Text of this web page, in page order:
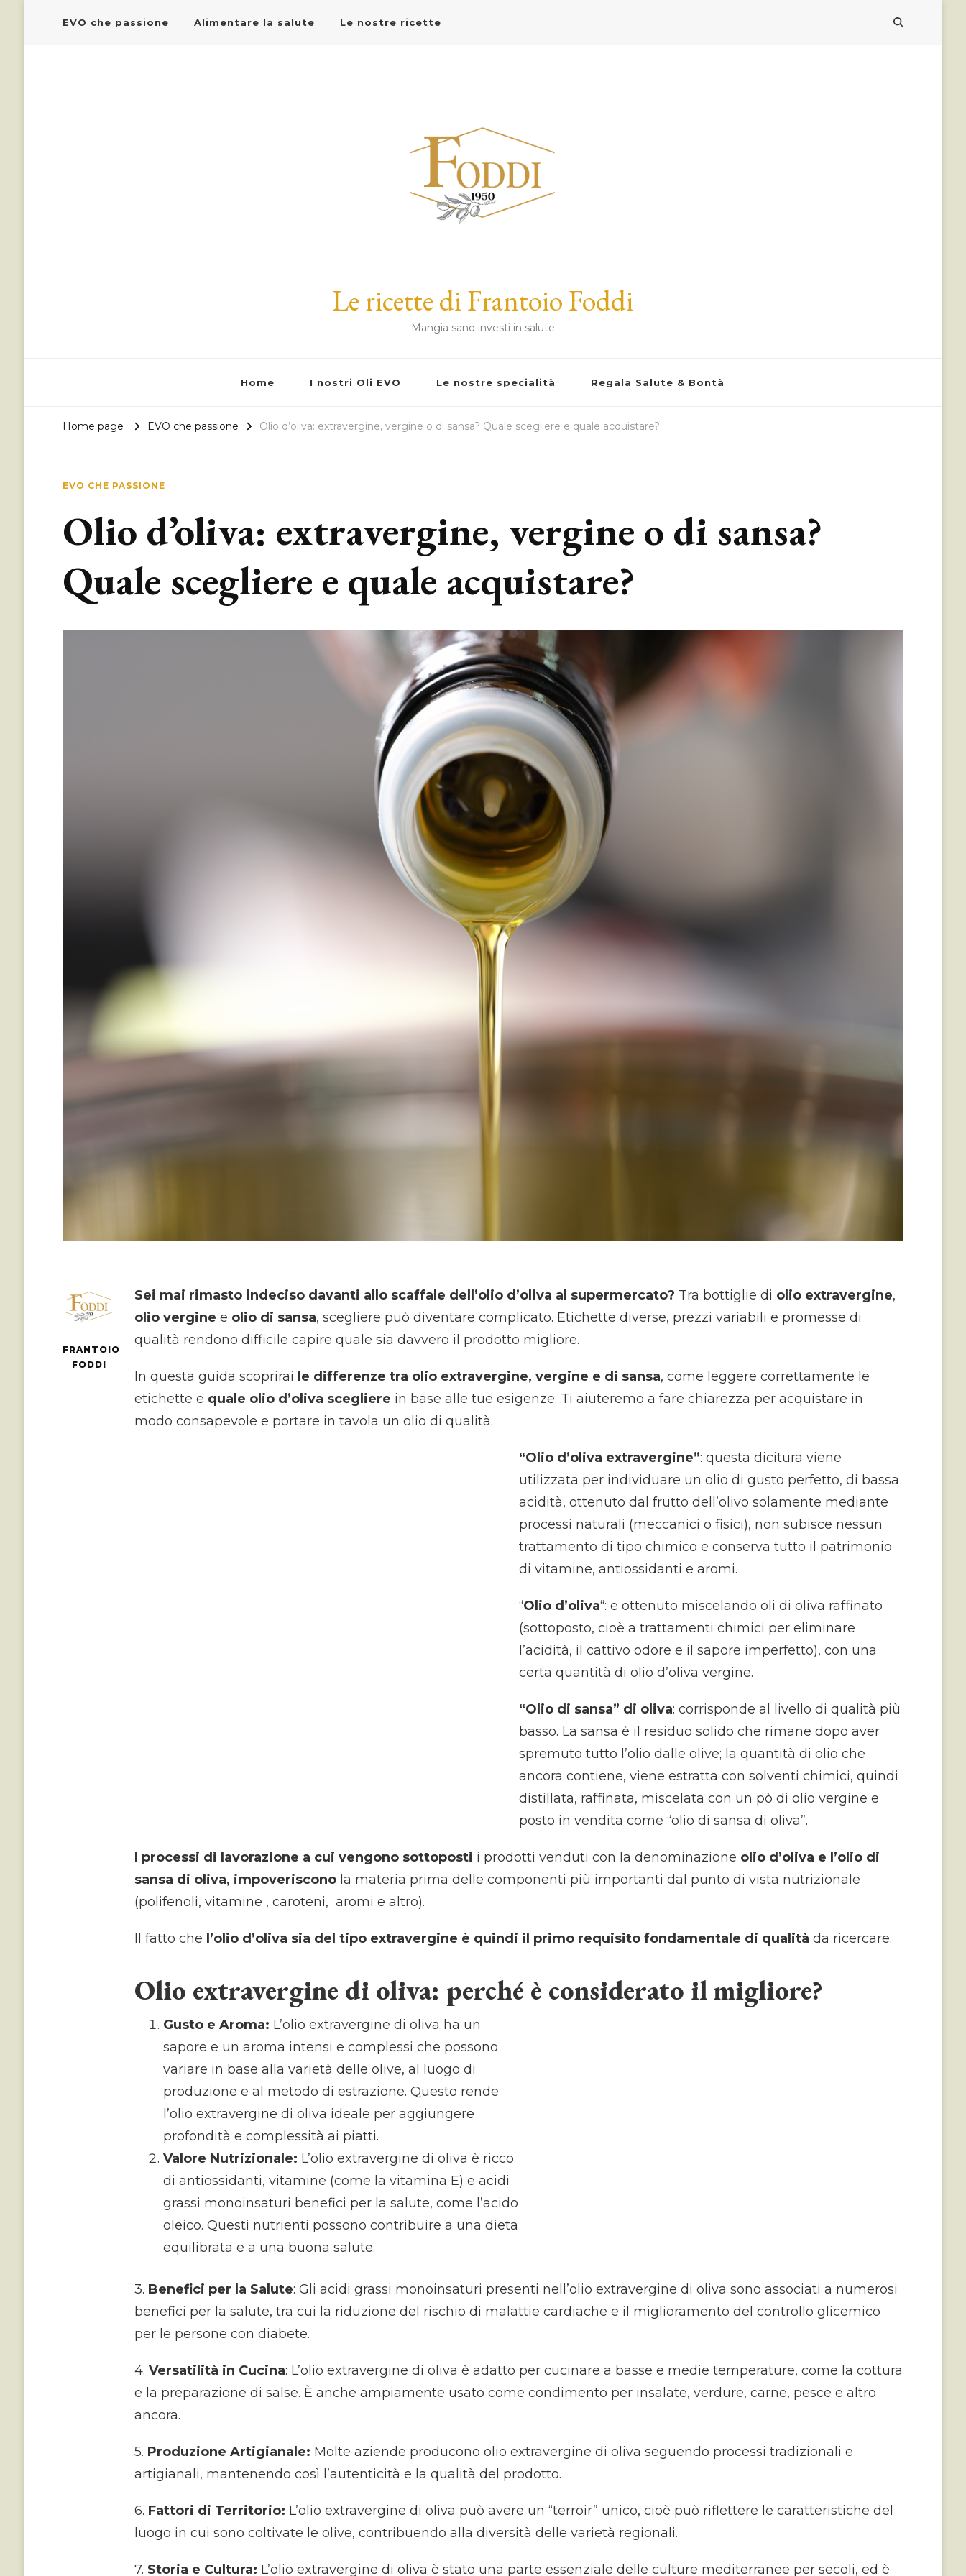
EVO che passione Alimentare la salute Le nostre ricette
Le ricette di Frantoio Foddi
Mangia sano investi in salute
Home I nostri Oli EVO Le nostre specialità Regala Salute & Bontà
Home page EVO che passione Olio d’oliva: extravergine, vergine o di sansa? Quale scegliere e quale acquistare?
EVO CHE PASSIONE
Olio d’oliva: extravergine, vergine o di sansa?
Quale scegliere e quale acquistare?
FRANTOIO
FODDI
Sei mai rimasto indeciso davanti allo scaffale dell’olio d’oliva al supermercato? Tra bottiglie di olio extravergine,
olio vergine e olio di sansa, scegliere può diventare complicato. Etichette diverse, prezzi variabili e promesse di
qualità rendono difficile capire quale sia davvero il prodotto migliore.
In questa guida scoprirai le differenze tra olio extravergine, vergine e di sansa, come leggere correttamente le
etichette e quale olio d’oliva scegliere in base alle tue esigenze. Ti aiuteremo a fare chiarezza per acquistare in
modo consapevole e portare in tavola un olio di qualità.
“Olio d’oliva extravergine”: questa dicitura viene
utilizzata per individuare un olio di gusto perfetto, di bassa
acidità, ottenuto dal frutto dell’olivo solamente mediante
processi naturali (meccanici o fisici), non subisce nessun
trattamento di tipo chimico e conserva tutto il patrimonio
di vitamine, antiossidanti e aromi.
“Olio d’oliva“: e ottenuto miscelando oli di oliva raffinato
(sottoposto, cioè a trattamenti chimici per eliminare
l’acidità, il cattivo odore e il sapore imperfetto), con una
certa quantità di olio d’oliva vergine.
“Olio di sansa” di oliva: corrisponde al livello di qualità più
basso. La sansa è il residuo solido che rimane dopo aver
spremuto tutto l’olio dalle olive; la quantità di olio che
ancora contiene, viene estratta con solventi chimici, quindi
distillata, raffinata, miscelata con un pò di olio vergine e
posto in vendita come “olio di sansa di oliva”.
I processi di lavorazione a cui vengono sottoposti i prodotti venduti con la denominazione olio d’oliva e l’olio di
sansa di oliva, impoveriscono la materia prima delle componenti più importanti dal punto di vista nutrizionale
(polifenoli, vitamine , caroteni, aromi e altro).
Il fatto che l’olio d’oliva sia del tipo extravergine è quindi il primo requisito fondamentale di qualità da ricercare.
Olio extravergine di oliva: perché è considerato il migliore?
Gusto e Aroma: L’olio extravergine di oliva ha un
sapore e un aroma intensi e complessi che possono
variare in base alla varietà delle olive, al luogo di
produzione e al metodo di estrazione. Questo rende
l’olio extravergine di oliva ideale per aggiungere
profondità e complessità ai piatti.
Valore Nutrizionale: L’olio extravergine di oliva è ricco
di antiossidanti, vitamine (come la vitamina E) e acidi
grassi monoinsaturi benefici per la salute, come l’acido
oleico. Questi nutrienti possono contribuire a una dieta
equilibrata e a una buona salute.
3. Benefici per la Salute: Gli acidi grassi monoinsaturi presenti nell’olio extravergine di oliva sono associati a numerosi
benefici per la salute, tra cui la riduzione del rischio di malattie cardiache e il miglioramento del controllo glicemico
per le persone con diabete.
4. Versatilità in Cucina: L’olio extravergine di oliva è adatto per cucinare a basse e medie temperature, come la cottura
e la preparazione di salse. È anche ampiamente usato come condimento per insalate, verdure, carne, pesce e altro
ancora.
5. Produzione Artigianale: Molte aziende producono olio extravergine di oliva seguendo processi tradizionali e
artigianali, mantenendo così l’autenticità e la qualità del prodotto.
6. Fattori di Territorio: L’olio extravergine di oliva può avere un “terroir” unico, cioè può riflettere le caratteristiche del
luogo in cui sono coltivate le olive, contribuendo alla diversità delle varietà regionali.
7. Storia e Cultura: L’olio extravergine di oliva è stato una parte essenziale delle culture mediterranee per secoli, ed è